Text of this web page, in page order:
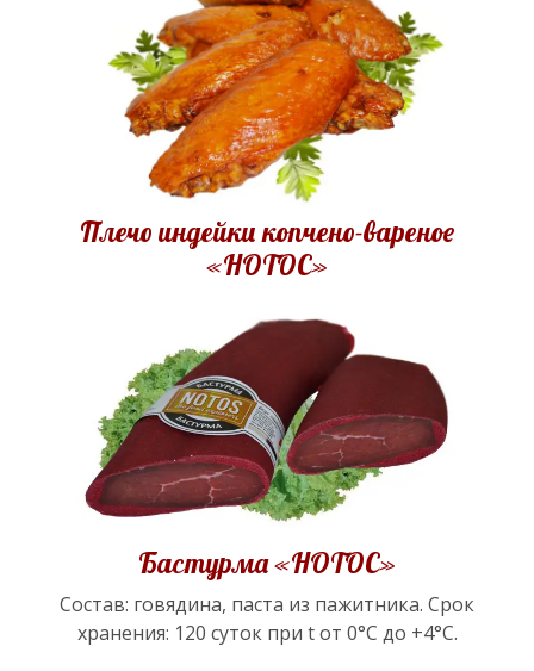
Плечо индейки копчено-вареное
«НОТОС»
Бастурма «НОТОС»
Состав: говядина, паста из пажитника. Срок
хранения: 120 суток при t от 0°С до +4°С.